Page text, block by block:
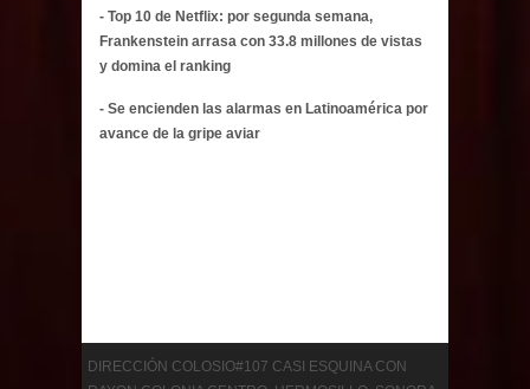
- Top 10 de Netflix: por segunda semana,
Frankenstein arrasa con 33.8 millones de vistas
y domina el ranking
- Se encienden las alarmas en Latinoamérica por
avance de la gripe aviar
DIRECCIÓN COLOSIO#107 CASI ESQUINA CON